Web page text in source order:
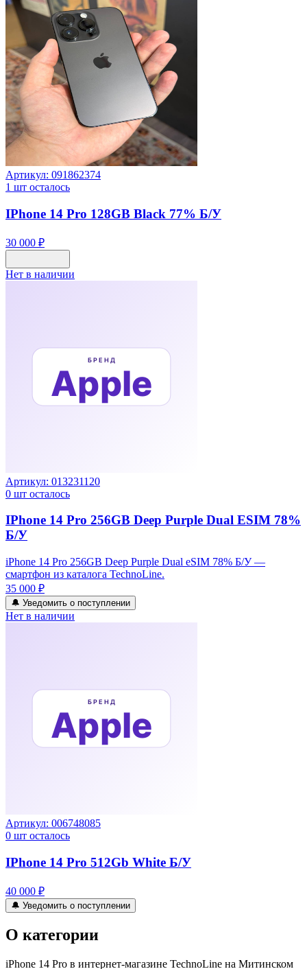
Артикул: 091862374
1 шт осталось
IPhone 14 Pro 128GB Black 77% Б/У
30 000 ₽
Нет в наличии
Артикул: 013231120
0 шт осталось
IPhone 14 Pro 256GB Deep Purple Dual ESIM 78%
Б/У
iPhone 14 Pro 256GB Deep Purple Dual eSIM 78% Б/У —
смартфон из каталога TechnoLine.
35 000 ₽
🔔 Уведомить о поступлении
Нет в наличии
Артикул: 006748085
0 шт осталось
IPhone 14 Pro 512Gb White Б/У
40 000 ₽
🔔 Уведомить о поступлении
О категории
iPhone 14 Pro в интернет-магазине TechnoLine на Митинском